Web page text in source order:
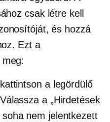
csak létre kell
és hozzá
Ezt a
a legördülő
a „Hirdetések
soha nem jelentkezett